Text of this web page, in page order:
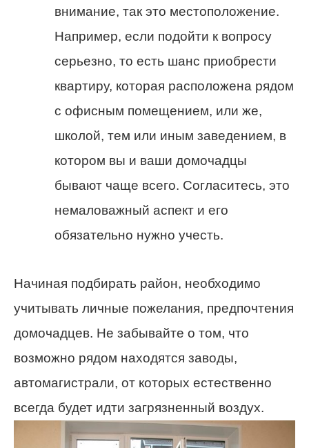
внимание, так это местоположение.
Например, если подойти к вопросу
серьезно, то есть шанс приобрести
квартиру, которая расположена рядом
с офисным помещением, или же,
школой, тем или иным заведением, в
котором вы и ваши домочадцы
бывают чаще всего. Согласитесь, это
немаловажный аспект и его
обязательно нужно учесть.
Начиная подбирать район, необходимо
учитывать личные пожелания, предпочтения
домочадцев. Не забывайте о том, что
возможно рядом находятся заводы,
автомагистрали, от которых естественно
всегда будет идти загрязненный воздух.